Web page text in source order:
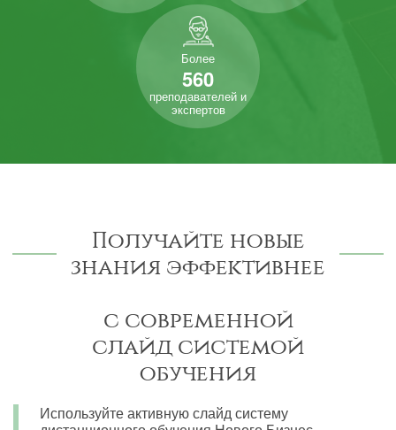
Более
560
преподавателей и
экспертов
Получайте новые
знания эффективнее
с современной
слайд системой
обучения
Используйте активную слайд систему